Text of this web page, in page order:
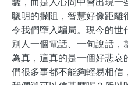
聰明的攔阻，智慧好像距離
令我們墮入騙局。現今的世
別人一個電話、一句說話，
為真，這真的是一個好悲哀
們很多事都不能夠輕易相信